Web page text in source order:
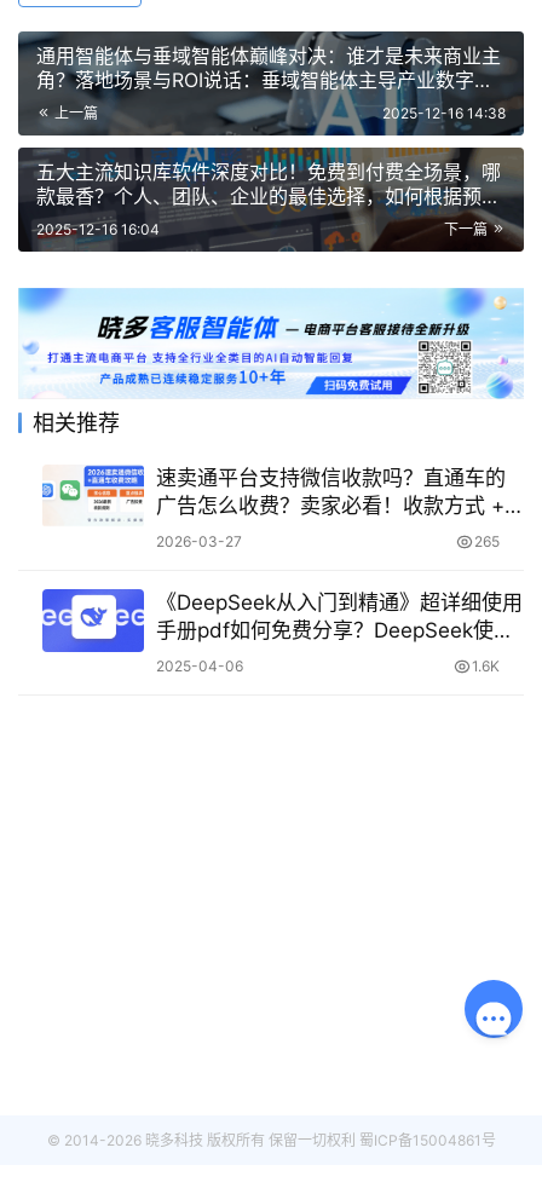
通用智能体与垂域智能体巅峰对决：谁才是未来商业主
角？落地场景与ROI说话：垂域智能体主导产业数字
化，通用智能体筑基未来！
上一篇 2025-12-16 14:38
五大主流知识库软件深度对比！免费到付费全场景，哪
款最香？个人、团队、企业的最佳选择，如何根据预算
与用途“选对不选贵”！
下一篇
2025-12-16 16:04
相关推荐
速卖通平台支持微信收款吗？直通车的
广告怎么收费？卖家必看！收款方式 +
广告扣费规则全解析！
2026-03-27 265
《DeepSeek从入门到精通》超详细使用
手册pdf如何免费分享？DeepSeek使用
手册的价值高不高？
2025-04-06 1.6K
© 2014-2026 晓多科技 版权所有 保留一切权利 蜀ICP备15004861号